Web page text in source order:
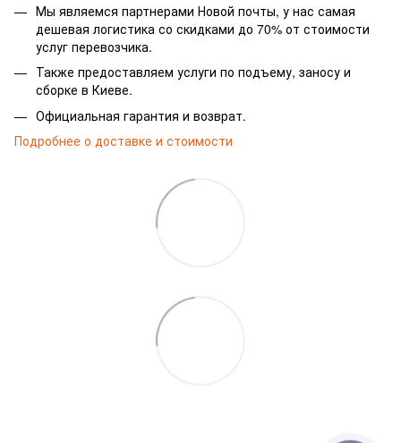
Мы являемся партнерами Новой почты, у нас самая
дешевая логистика со скидками до 70% от стоимости
услуг перевозчика.
Также предоставляем услуги по подъему, заносу и
сборке в Киеве.
Официальная гарантия и возврат.
Подробнее о доставке и стоимости